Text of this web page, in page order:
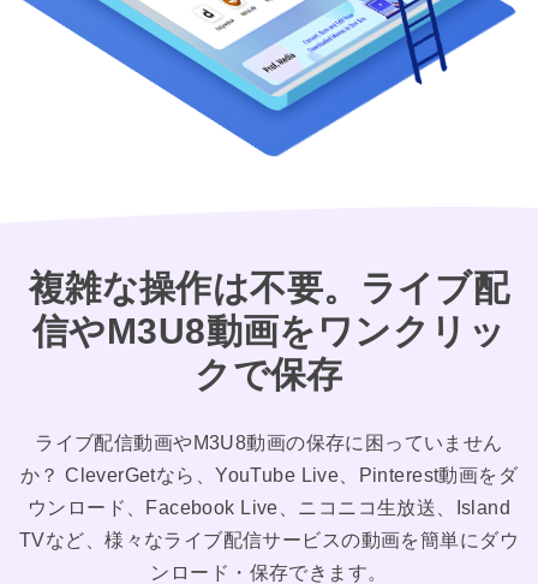
複雑な操作は不要。ライブ配
信やM3U8動画をワンクリッ
クで保存
ライブ配信動画やM3U8動画の保存に困っていません
か？ CleverGetなら、YouTube Live、Pinterest動画をダ
ウンロード、Facebook Live、ニコニコ生放送、Island
TVなど、様々なライブ配信サービスの動画を簡単にダウ
ンロード・保存できます。